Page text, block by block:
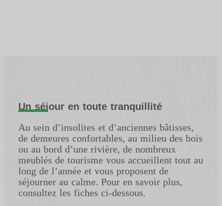
Un séjour en toute tranquillité
Au sein d’insolites et d’anciennes bâtisses,
de demeures confortables, au milieu des bois
ou au bord d’une rivière, de nombreux
meublés de tourisme vous accueillent tout au
long de l’année et vous proposent de
séjourner au calme. Pour en savoir plus,
consultez les fiches ci-dessous.